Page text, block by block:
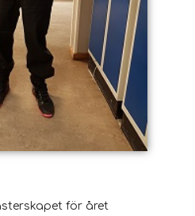
för året